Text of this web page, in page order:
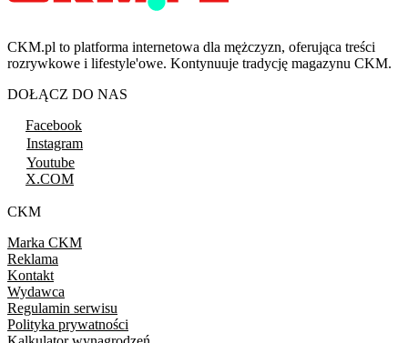
CKM.pl to platforma internetowa dla mężczyzn, oferująca treści
rozrywkowe i lifestyle'owe. Kontynuuje tradycję magazynu CKM.
DOŁĄCZ DO NAS
Facebook
Instagram
Youtube
X.COM
CKM
Marka CKM
Reklama
Kontakt
Wydawca
Regulamin serwisu
Polityka prywatności